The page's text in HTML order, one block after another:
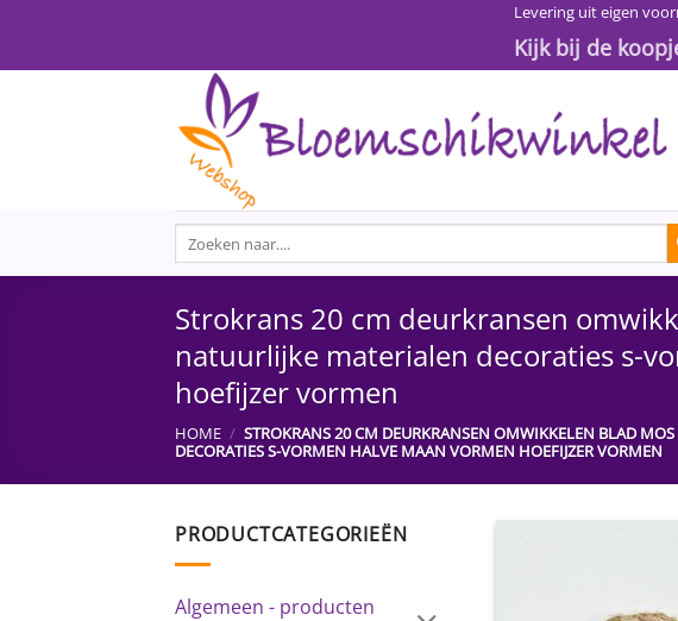
inhoud
Levering uit eigen
Kijk bij de
Zoeken
naar:
Strokrans 20 cm deurkransen
natuurlijke materialen decoraties s-
hoefijzer vormen
HOME / STROKRANS 20 CM DEURKRANSEN OMWIKKELEN BLAD
DECORATIES S-VORMEN HALVE MAAN VORMEN HOEFIJZER VORMEN
PRODUCTCATEGORIEËN
Algemeen - producten